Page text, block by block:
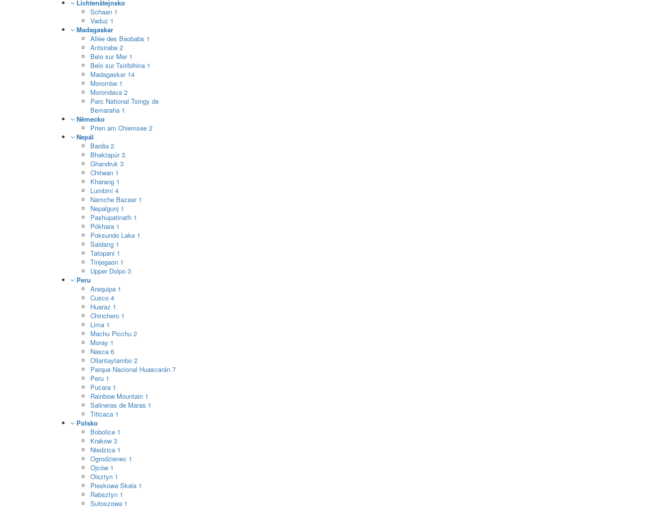
Lichtenštejnsko
Schaan 1
Vaduz 1
Madagaskar
Allée des Baobabs 1
Antsirabe 2
Belo sur Mer 1
Belo sur Tsiribihina 1
Madagaskar 14
Morombe 1
Morondava 2
Parc National Tsingy de
Bemaraha 1
Německo
Prien am Chiemsee 2
Nepál
Bardia 2
Bhaktapúr3
Ghandruk 3
Chitwan 1
Kharang 1
Lumbiní 4
Namche Bazaar 1
Nepalgunj 1
Pashupatinath 1
Pókhara 1
Poksundo Lake 1
Saldang 1
Tatopani 1
Tinjegaon 1
Upper Dolpo 3
Peru
Arequipa 1
Cusco 4
Huaraz 1
Chinchero 1
Lima 1
Machu Picchu 2
Moray 1
Nasca 6
Ollantaytambo 2
Parque Nacional Huascarán 7
Peru 1
Pucara 1
Rainbow Mountain 1
Salineras de Maras 1
Titicaca 1
Polsko
Bobolice 1
Krakow 3
Niedzica 1
Ogrodzienec 1
Ojców 1
Olsztyn 1
Pieskowa Skala 1
Rabsztyn 1
Sułoszowa 1